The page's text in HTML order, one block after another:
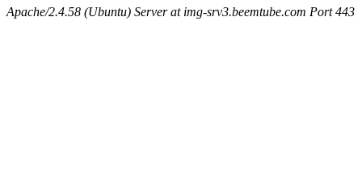
Apache/2.4.58 (Ubuntu) Server at img-srv3.beemtube.com Port 443